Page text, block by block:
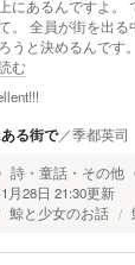
にあるんですよ。
。 全員が街を出る
うと決めるんです
む
る街で／季都英司
詩・童話・その他
月28日 21:30更新
鯨と少女のお話